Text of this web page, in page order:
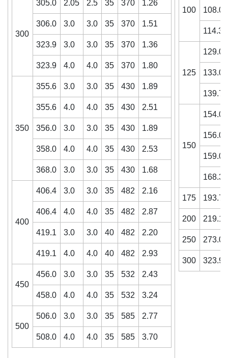
300
305.0 2.05 2.5 35 370 1.26
306.0 3.0 3.0 35 370 1.51
323.9 3.0 3.0 35 370 1.36
323.9 4.0 4.0 35 370 1.80
350
355.6 3.0 3.0 35 430 1.89
355.6 4.0 4.0 35 430 2.51
356.0 3.0 3.0 35 430 1.89
358.0 4.0 4.0 35 430 2.53
368.0 3.0 3.0 35 430 1.68
400
406.4 3.0 3.0 35 482 2.16
406.4 4.0 4.0 35 482 2.87
419.1 3.0 3.0 40 482 2.20
419.1 4.0 4.0 40 482 2.93
450
456.0 3.0 3.0 35 532 2.43
458.0 4.0 4.0 35 532 3.24
500
506.0 3.0 3.0 35 585 2.77
508.0 4.0 4.0 35 585 3.70
100 108.0
114.3
125
129.0
133.0
139.7
150
154.0
156.0
159.0
168.3
175 193.7
200 219.1
250 273.0
300 323.9